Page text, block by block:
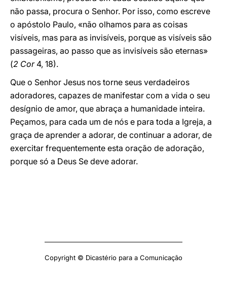
não passa, procura o Senhor. Por isso, como escreve
o apóstolo Paulo, «não olhamos para as coisas
visíveis, mas para as invisíveis, porque as visíveis são
passageiras, ao passo que as invisíveis são eternas»
(2 Cor4, 18).
Que o Senhor Jesus nos torne seus verdadeiros
adoradores, capazes de manifestar com a vida o seu
desígnio de amor, que abraça a humanidade inteira.
Peçamos, para cada um de nós e para toda a Igreja, a
graça de aprender a adorar, de continuar a adorar, de
exercitar frequentemente esta oração de adoração,
porque só a Deus Se deve adorar.
Copyright © Dicastério para a Comunicação